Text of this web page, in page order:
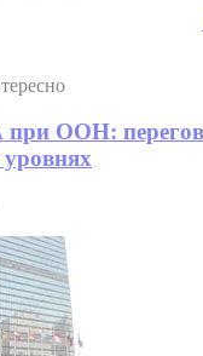
ООН:
уровнях